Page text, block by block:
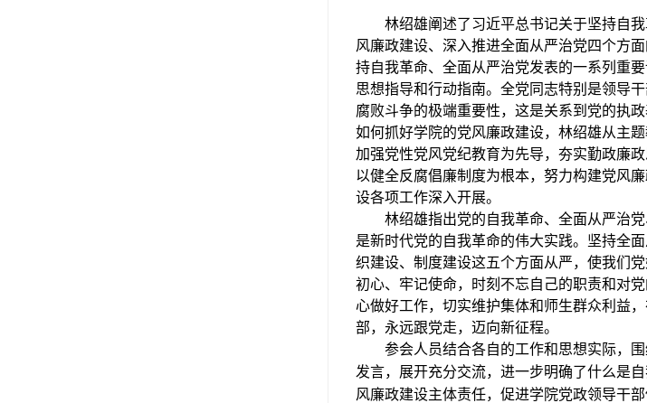
林绍雄阐述了习近平总书记关于坚持自
风廉政建设、深入推进全面从严治党四个方
持自我革命、全面从严治党发表的一系列重
思想指导和行动指南。全党同志特别是领导
腐败斗争的极端重要性，这是关系到党的执
如何抓好学院的党风廉政建设，林绍雄从主
加强党性党风党纪教育为先导，夯实勤政廉
以健全反腐倡廉制度为根本，努力构建党风
设各项工作深入开展。
林绍雄指出党的自我革命、全面从严治
是新时代党的自我革命的伟大实践。坚持全
织建设、制度建设这五个方面从严，使我们
初心、牢记使命，时刻不忘自己的职责和对
心做好工作，切实维护集体和师生群众利益
部，永远跟党走，迈向新征程。
参会人员结合各自的工作和思想实际，
发言，展开充分交流，进一步明确了什么是
风廉政建设主体责任，促进学院党政领导干